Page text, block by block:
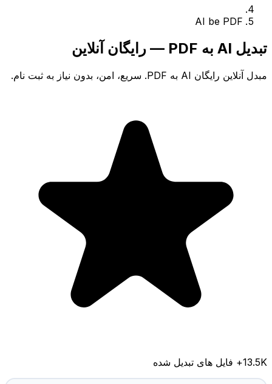
AI be PDF
تبدیل AI به PDF — رایگان آنلاین
مبدل آنلاین رایگان AI به PDF. سریع، امن، بدون نیاز به ثبت نام.
13.5K+ فایل های تبدیل شده